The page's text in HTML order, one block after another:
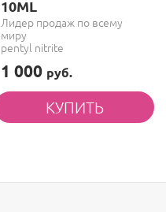
10ML
Лидер продаж по всему
миру
pentyl nitrite
1 000 руб.